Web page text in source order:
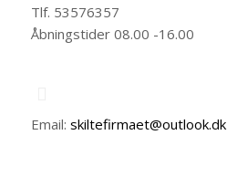
Tlf. 53576357
Åbningstider 08.00 -16.00
Email: skiltefirmaet@outlook.dk